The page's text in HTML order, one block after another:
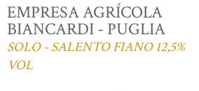
EMPRESA AGRÍCOLA
BIANCARDI - PUGLIA
SOLO - SALENTO FIANO 12,5%
VOL